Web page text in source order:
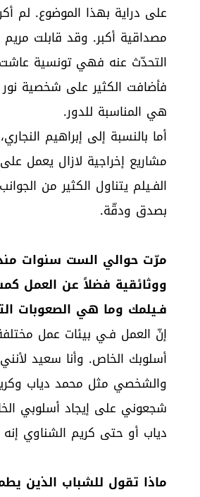
على دراية بهذا الموضوع. لم
مصداقية أكبر. وقد قابلت
التحدّث عنه فهي تونسية عاشت
فأضافت الكثير على شخصية نور
هي المناسبة للدور.
أما بالنسبة إلى إبراهيم
مشاريع إخراجية لازال يعمل
الفـيلم يتناول الكثير من
بصدق ودقّة.
مرّت حوالي الست سنوات منذ
ووثائقية فضلاً عن العمل
فـيلمك وما هي الصعوبات
إنّ العمل فـي بيئات عمل
أسلوبك الخاص. وأنا سعيد
والشخصي مثل محمد دياب
شجعوني على إيجاد أسلوبي
دياب أو حتى كريم الشناوي
ماذا تقول للشباب الذين